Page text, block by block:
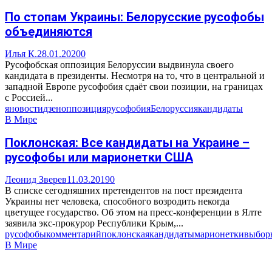
По стопам Украины: Белорусские русофобы
объединяются
Илья К.28.01.20200
Русофобская оппозиция Белоруссии выдвинула своего
кандидата в президенты. Несмотря на то, что в центральной и
западной Европе русофобия сдаёт свои позиции, на границах
с Россией...
яновостидзеноппозициярусофобияБелоруссиякандидаты
В Мире
Поклонская: Все кандидаты на Украине –
русофобы или марионетки США
Леонид Зверев11.03.20190
В списке сегодняшних претендентов на пост президента
Украины нет человека, способного возродить некогда
цветущее государство. Об этом на пресс-конференции в Ялте
заявила экс-прокурор Республики Крым,...
русофобыкомментарийпоклонскаякандидатымарионетки
В Мире